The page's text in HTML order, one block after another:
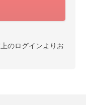
のログインよりお